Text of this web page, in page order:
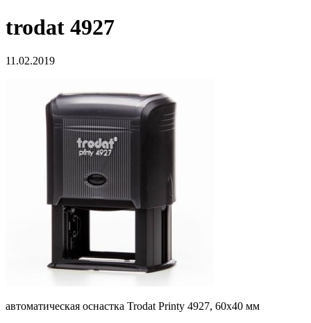
trodat 4927
11.02.2019
автоматическая оснастка Trodat Printy 4927, 60х40 мм